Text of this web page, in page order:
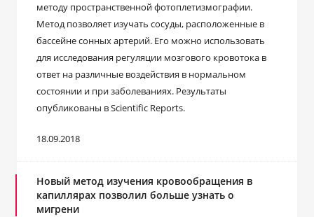
методу пространственной фотоплетизмографии.
Метод позволяет изучать сосуды, расположенные в
бассейне сонных артерий. Его можно использовать
для исследования регуляции мозгового кровотока в
ответ на различные воздействия в нормальном
состоянии и при заболеваниях. Результаты
опубликованы в Scientific Reports.
18.09.2018
Новый метод изучения кровообращения в
капиллярах позволил больше узнать о
мигрени